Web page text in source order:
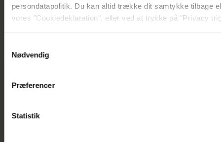
persondatapolitik. Du kan altid trække dit samtykke tilbage
vores "Cookiedeklaration", eller ved at trykke på "Privacy
Vi anvender egne cookies og cookies fra tredjeparter til at
generere statistik og huske dine præferencer samt til brug
Nødvendig
Præferencer
Statistik
"Årgang 20"-par har taget svær beslutning